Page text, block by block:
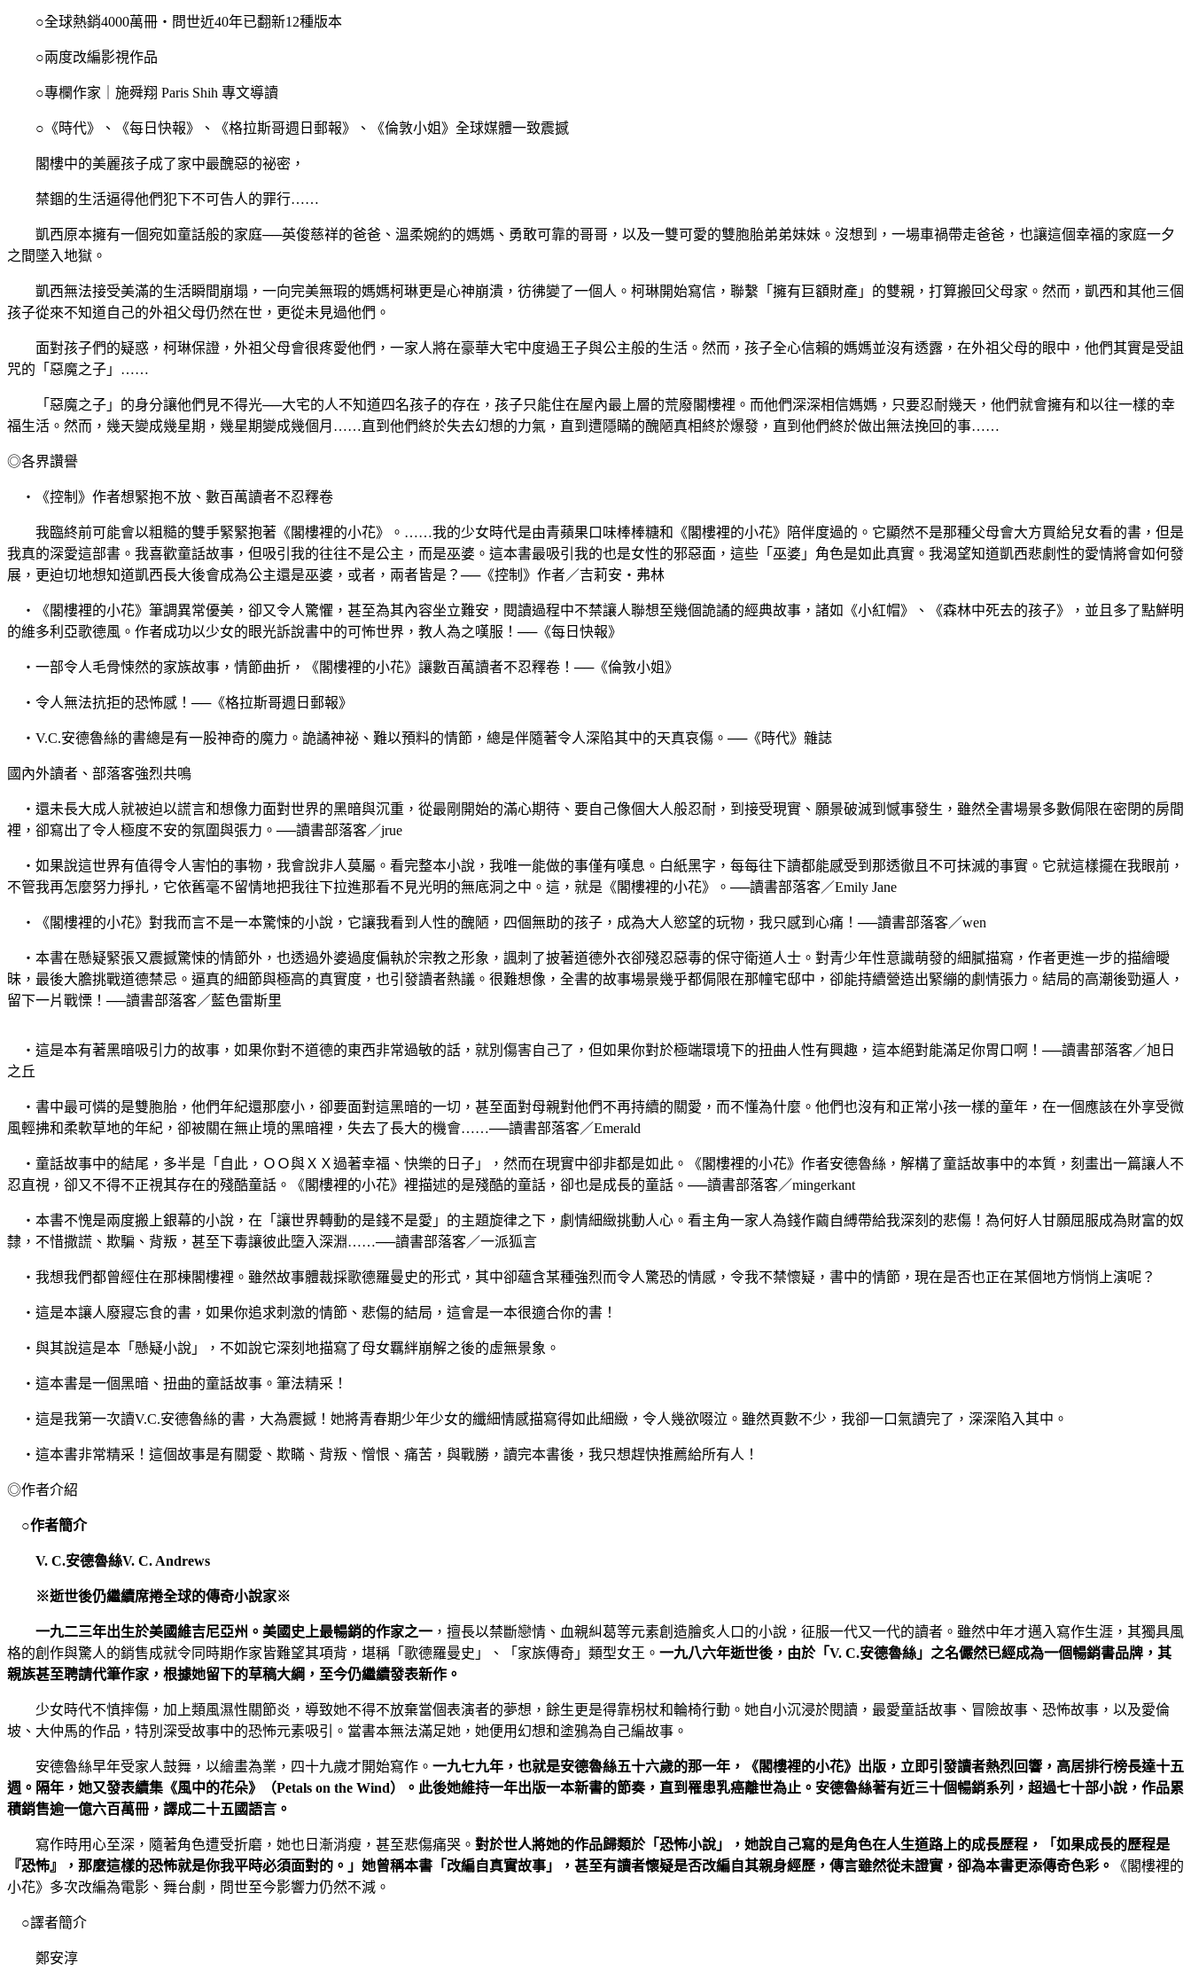
○全球熱銷4000萬冊‧問世近40年已翻新12種版本
○兩度改編影視作品
○專欄作家｜施舜翔 Paris Shih 專文導讀
○《時代》、《每日快報》、《格拉斯哥週日郵報》、《倫敦小姐》全球媒體一致震撼
閣樓中的美麗孩子成了家中最醜惡的祕密，
禁錮的生活逼得他們犯下不可告人的罪行……
凱西原本擁有一個宛如童話般的家庭──英俊慈祥的爸爸、溫柔婉約的媽媽、勇敢可靠的哥哥，以及一雙可愛的雙胞胎弟弟妹妹。沒想到，一場車禍帶走爸爸，也讓這個幸福的家庭一夕
之間墜入地獄。
凱西無法接受美滿的生活瞬間崩塌，一向完美無瑕的媽媽柯琳更是心神崩潰，彷彿變了一個人。柯琳開始寫信，聯繫「擁有巨額財產」的雙親，打算搬回父母家。然而，凱西和其他三個
孩子從來不知道自己的外祖父母仍然在世，更從未見過他們。
面對孩子們的疑惑，柯琳保證，外祖父母會很疼愛他們，一家人將在豪華大宅中度過王子與公主般的生活。然而，孩子全心信賴的媽媽並沒有透露，在外祖父母的眼中，他們其實是受詛
咒的「惡魔之子」……
「惡魔之子」的身分讓他們見不得光──大宅的人不知道四名孩子的存在，孩子只能住在屋內最上層的荒廢閣樓裡。而他們深深相信媽媽，只要忍耐幾天，他們就會擁有和以往一樣的幸
福生活。然而，幾天變成幾星期，幾星期變成幾個月……直到他們終於失去幻想的力氣，直到遭隱瞞的醜陋真相終於爆發，直到他們終於做出無法挽回的事……
◎各界讚譽
‧《控制》作者想緊抱不放、數百萬讀者不忍釋卷
我臨終前可能會以粗糙的雙手緊緊抱著《閣樓裡的小花》。……我的少女時代是由青蘋果口味棒棒糖和《閣樓裡的小花》陪伴度過的。它顯然不是那種父母會大方買給兒女看的書，但是
我真的深愛這部書。我喜歡童話故事，但吸引我的往往不是公主，而是巫婆。這本書最吸引我的也是女性的邪惡面，這些「巫婆」角色是如此真實。我渴望知道凱西悲劇性的愛情將會如何發
展，更迫切地想知道凱西長大後會成為公主還是巫婆，或者，兩者皆是？──《控制》作者／吉莉安‧弗林
‧《閣樓裡的小花》筆調異常優美，卻又令人驚懼，甚至為其內容坐立難安，閱讀過程中不禁讓人聯想至幾個詭譎的經典故事，諸如《小紅帽》、《森林中死去的孩子》，並且多了點鮮明
的維多利亞歌德風。作者成功以少女的眼光訴說書中的可怖世界，教人為之嘆服！──《每日快報》
‧一部令人毛骨悚然的家族故事，情節曲折，《閣樓裡的小花》讓數百萬讀者不忍釋卷！──《倫敦小姐》
‧令人無法抗拒的恐怖感！──《格拉斯哥週日郵報》
‧V.C.安德魯絲的書總是有一股神奇的魔力。詭譎神祕、難以預料的情節，總是伴隨著令人深陷其中的天真哀傷。──《時代》雜誌
國內外讀者、部落客強烈共鳴
‧還未長大成人就被迫以謊言和想像力面對世界的黑暗與沉重，從最剛開始的滿心期待、要自己像個大人般忍耐，到接受現實、願景破滅到憾事發生，雖然全書場景多數侷限在密閉的房間
裡，卻寫出了令人極度不安的氛圍與張力。──讀書部落客／jrue
‧如果說這世界有值得令人害怕的事物，我會說非人莫屬。看完整本小說，我唯一能做的事僅有嘆息。白紙黑字，每每往下讀都能感受到那透徹且不可抹滅的事實。它就這樣擺在我眼前，
不管我再怎麼努力掙扎，它依舊毫不留情地把我往下拉進那看不見光明的無底洞之中。這，就是《閣樓裡的小花》。──讀書部落客／Emily Jane
‧《閣樓裡的小花》對我而言不是一本驚悚的小說，它讓我看到人性的醜陋，四個無助的孩子，成為大人慾望的玩物，我只感到心痛！──讀書部落客／wen
‧本書在懸疑緊張又震撼驚悚的情節外，也透過外婆過度偏執於宗教之形象，諷刺了披著道德外衣卻殘忍惡毒的保守衛道人士。對青少年性意識萌發的細膩描寫，作者更進一步的描繪曖
昧，最後大膽挑戰道德禁忌。逼真的細節與極高的真實度，也引發讀者熱議。很難想像，全書的故事場景幾乎都侷限在那幢宅邸中，卻能持續營造出緊繃的劇情張力。結局的高潮後勁逼人，
留下一片戰慄！──讀書部落客／藍色雷斯里
‧這是本有著黑暗吸引力的故事，如果你對不道德的東西非常過敏的話，就別傷害自己了，但如果你對於極端環境下的扭曲人性有興趣，這本絕對能滿足你胃口啊！──讀書部落客／旭日
之丘
‧書中最可憐的是雙胞胎，他們年紀還那麼小，卻要面對這黑暗的一切，甚至面對母親對他們不再持續的關愛，而不懂為什麼。他們也沒有和正常小孩一樣的童年，在一個應該在外享受微
風輕拂和柔軟草地的年紀，卻被關在無止境的黑暗裡，失去了長大的機會……──讀書部落客／Emerald
‧童話故事中的結尾，多半是「自此，ＯＯ與ＸＸ過著幸福、快樂的日子」，然而在現實中卻非都是如此。《閣樓裡的小花》作者安德魯絲，解構了童話故事中的本質，刻畫出一篇讓人不
忍直視，卻又不得不正視其存在的殘酷童話。《閣樓裡的小花》裡描述的是殘酷的童話，卻也是成長的童話。──讀書部落客／mingerkant
‧本書不愧是兩度搬上銀幕的小說，在「讓世界轉動的是錢不是愛」的主題旋律之下，劇情細緻挑動人心。看主角一家人為錢作繭自縛帶給我深刻的悲傷！為何好人甘願屈服成為財富的奴
隸，不惜撒謊、欺騙、背叛，甚至下毒讓彼此墮入深淵……──讀書部落客／一派狐言
‧我想我們都曾經住在那棟閣樓裡。雖然故事體裁採歌德羅曼史的形式，其中卻蘊含某種強烈而令人驚恐的情感，令我不禁懷疑，書中的情節，現在是否也正在某個地方悄悄上演呢？
‧這是本讓人廢寢忘食的書，如果你追求刺激的情節、悲傷的結局，這會是一本很適合你的書！
‧與其說這是本「懸疑小說」，不如說它深刻地描寫了母女羈絆崩解之後的虛無景象。
‧這本書是一個黑暗、扭曲的童話故事。筆法精采！
‧這是我第一次讀V.C.安德魯絲的書，大為震撼！她將青春期少年少女的纖細情感描寫得如此細緻，令人幾欲啜泣。雖然頁數不少，我卻一口氣讀完了，深深陷入其中。
‧這本書非常精采！這個故事是有關愛、欺瞞、背叛、憎恨、痛苦，與戰勝，讀完本書後，我只想趕快推薦給所有人！
◎作者介紹
○作者簡介
V. C.安德魯絲V. C. Andrews
※逝世後仍繼續席捲全球的傳奇小說家※
一九二三年出生於美國維吉尼亞州。美國史上最暢銷的作家之一 ，擅長以禁斷戀情、血親糾葛等元素創造膾炙人口的小說，征服一代又一代的讀者。雖然中年才邁入寫作生涯，其獨具風
格的創作與驚人的銷售成就令同時期作家皆難望其項背，堪稱「歌德羅曼史」、「家族傳奇」類型女王。 一九八六年逝世後，由於「V. C.安德魯絲」之名儼然已經成為一個暢銷書品牌，其
親族甚至聘請代筆作家，根據她留下的草稿大綱，至今仍繼續發表新作。
少女時代不慎摔傷，加上類風濕性關節炎，導致她不得不放棄當個表演者的夢想，餘生更是得靠枴杖和輪椅行動。她自小沉浸於閱讀，最愛童話故事、冒險故事、恐怖故事，以及愛倫
坡、大仲馬的作品，特別深受故事中的恐怖元素吸引。當書本無法滿足她，她便用幻想和塗鴉為自己編故事。
安德魯絲早年受家人鼓舞，以繪畫為業，四十九歲才開始寫作。 一九七九年，也就是安德魯絲五十六歲的那一年，《閣樓裡的小花》出版，立即引發讀者熱烈回響，高居排行榜長達十五
週。隔年，她又發表續集《風中的花朵》（Petals on the Wind）。此後她維持一年出版一本新書的節奏，直到罹患乳癌離世為止。安德魯絲著有近三十個暢銷系列，超過七十部小說，作品累
積銷售逾一億六百萬冊，譯成二十五國語言。
寫作時用心至深，隨著角色遭受折磨，她也日漸消瘦，甚至悲傷痛哭。 對於世人將她的作品歸類於「恐怖小說」，她說自己寫的是角色在人生道路上的成長歷程，「如果成長的歷程是
『恐怖』，那麼這樣的恐怖就是你我平時必須面對的。」她曾稱本書「改編自真實故事」，甚至有讀者懷疑是否改編自其親身經歷，傳言雖然從未證實，卻為本書更添傳奇色彩。
《閣樓裡的
小花》多次改編為電影、舞台劇，問世至今影響力仍然不減。
○譯者簡介
鄭安淳